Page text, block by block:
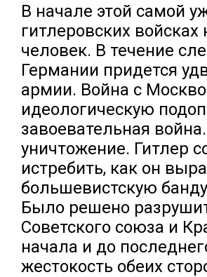
В начале этой самой
гитлеровских
человек. В течение
Германии придется
армии. Война с
идеологическую
завоевательная
уничтожение. Гитлер
истребить, как он
большевистскую
Было решено
Советского союза и
начала и до
жестокость обеих